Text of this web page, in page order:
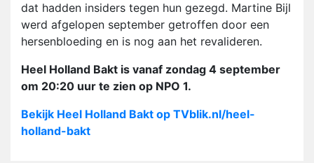
dat hadden insiders tegen hun gezegd. Martine Bijl
werd afgelopen september getroffen door een
hersenbloeding en is nog aan het revalideren.
Heel Holland Bakt is vanaf zondag 4 september
om 20:20 uur te zien op NPO 1.
Bekijk Heel Holland Bakt op TVblik.nl/heel-
holland-bakt